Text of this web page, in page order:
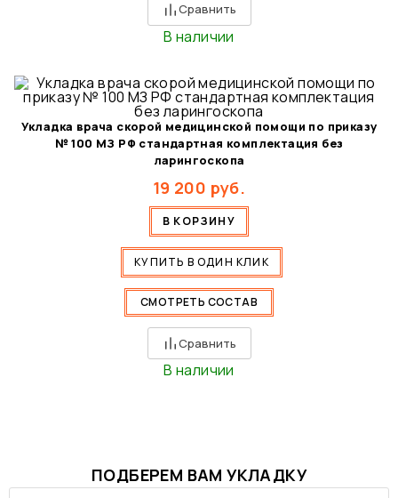
Сравнить
В наличии
Укладка врача скорой медицинской помощи по приказу
№ 100 МЗ РФ стандартная комплектация без
ларингоскопа
19 200 руб.
В КОРЗИНУ
КУПИТЬ В ОДИН КЛИК
СМОТРЕТЬ СОСТАВ
Сравнить
В наличии
ПОДБЕРЕМ ВАМ УКЛАДКУ